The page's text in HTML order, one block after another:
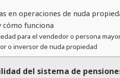
en operaciones de nuda
cómo funciona
para el vendedor o persona
o inversor de nuda propiedad
del sistema de